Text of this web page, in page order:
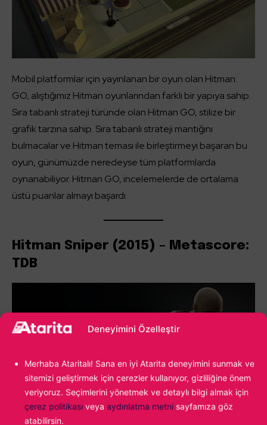
Deneyimini Özelleştir
Merhaba Ataritalı! Sana en iyi Atarita deneyimini sunmak ve
sitemizi geliştirmek için çerezler kullanıyor, gizliliğine önem
veriyoruz. Seçimlerini yönetmek ve detaylı bilgi almak için
çerez politikası veya aydınlatma metni sayfamıza göz
atabilirsin.
Mobil platformlar için yayınlanan bir oyun olan Hitman:
GO, alıştığımız Hitman oyunlarından farklı bir yapıya sahip.
Sıra tabanlı strateji türünde olan Hitman GO, stilize bir
grafik tarzına sahip. Sıra tabanlı strateji mantığını
bulmacalar ve Hitman teması ile birleştirmeyi başaran bu
oyun, günümüzde neredeyse tüm platformlarda
oynanabiliyor. Hitman GO, incelemelerde de ortalama
üstü puanlar almayı başardı.
Hitman Sniper (2015) – Metascore:
TDB